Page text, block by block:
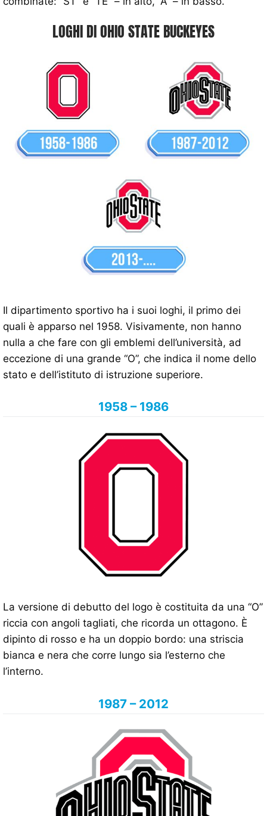
LOGHI DI OHIO STATE BUCKEYES
Il dipartimento sportivo ha i suoi loghi, il primo dei
quali è apparso nel 1958. Visivamente, non hanno
nulla a che fare con gli emblemi dell’università, ad
eccezione di una grande “O”, che indica il nome dello
stato e dell’istituto di istruzione superiore.
1958 – 1986
La versione di debutto del logo è costituita da una “O”
riccia con angoli tagliati, che ricorda un ottagono. È
dipinto di rosso e ha un doppio bordo: una striscia
bianca e nera che corre lungo sia l’esterno che
l’interno.
1987 – 2012